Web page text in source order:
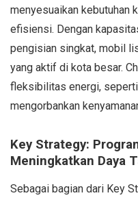
menyesuaikan kebutuhan
efisiensi. Dengan
pengisian singkat, mobil
yang aktif di kota besar.
fleksibilitas energi,
mengorbankan
Key Strategy:
Meningkatkan Daya
Sebagai bagian dari Key